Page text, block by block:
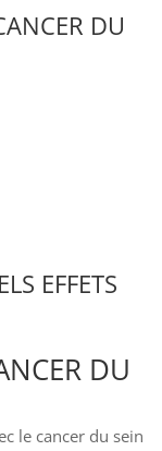
DU
EFFETS
DU
le cancer du sein